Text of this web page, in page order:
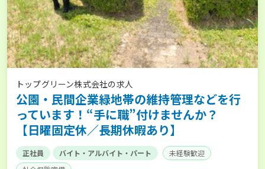
トップグリーン株式会社の求人
公園・民間企業緑地帯の維持管理などを行
っています！“手に職”付けませんか？
【日曜固定休／長期休暇あり】
正社員 バイト・アルバイト・パート
未経験歓迎